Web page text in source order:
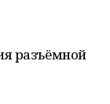
разъёмной